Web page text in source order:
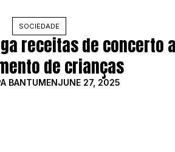
por escrever
SOCIEDADE
receitas de concerto
de crianças
BANTUMENJUNE 27, 2025